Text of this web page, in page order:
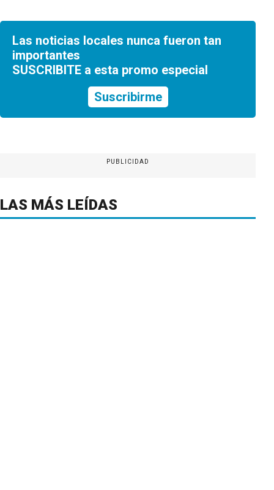
Las noticias locales nunca fueron tan
importantes
SUSCRIBITE a esta promo especial
Suscribirme
PUBLICIDAD
LAS MÁS LEÍDAS